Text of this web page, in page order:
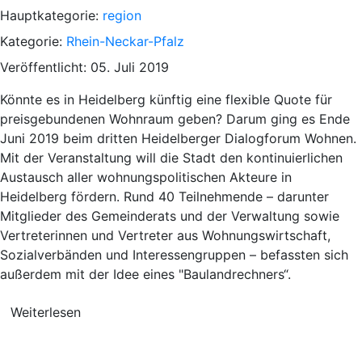
Hauptkategorie: region
Kategorie: Rhein-Neckar-Pfalz
Veröffentlicht: 05. Juli 2019
Könnte es in Heidelberg künftig eine flexible Quote für
preisgebundenen Wohnraum geben? Darum ging es Ende
Juni 2019 beim dritten Heidelberger Dialogforum Wohnen.
Mit der Veranstaltung will die Stadt den kontinuierlichen
Austausch aller wohnungspolitischen Akteure in
Heidelberg fördern. Rund 40 Teilnehmende – darunter
Mitglieder des Gemeinderats und der Verwaltung sowie
Vertreterinnen und Vertreter aus Wohnungswirtschaft,
Sozialverbänden und Interessengruppen – befassten sich
außerdem mit der Idee eines "Baulandrechners“.
Weiterlesen